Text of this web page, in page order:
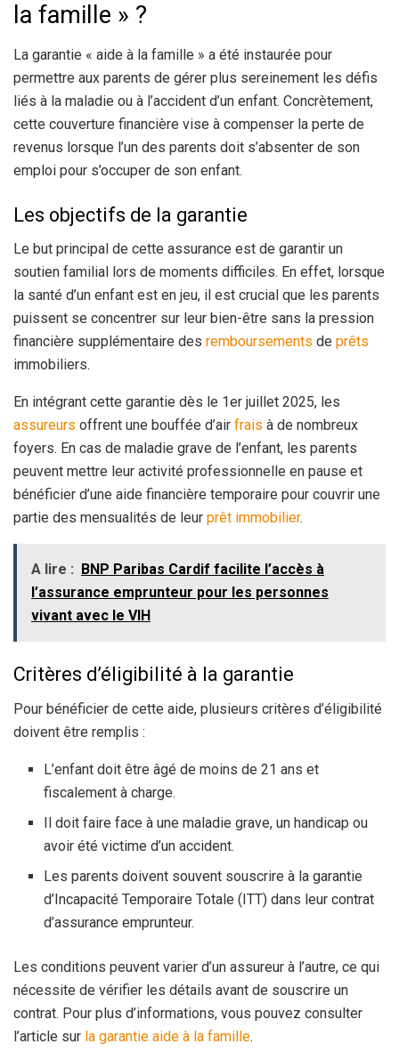
la famille » ?
La garantie « aide à la famille » a été instaurée pour
permettre aux parents de gérer plus sereinement les défis
liés à la maladie ou à l’accident d’un enfant. Concrètement,
cette couverture financière vise à compenser la perte de
revenus lorsque l’un des parents doit s’absenter de son
emploi pour s’occuper de son enfant.
Les objectifs de la garantie
Le but principal de cette assurance est de garantir un
soutien familial lors de moments difficiles. En effet, lorsque
la santé d’un enfant est en jeu, il est crucial que les parents
puissent se concentrer sur leur bien-être sans la pression
financière supplémentaire des remboursements de prêts
immobiliers.
En intégrant cette garantie dès le 1er juillet 2025, les
assureurs offrent une bouffée d’air frais à de nombreux
foyers. En cas de maladie grave de l’enfant, les parents
peuvent mettre leur activité professionnelle en pause et
bénéficier d’une aide financière temporaire pour couvrir une
partie des mensualités de leur prêt immobilier.
A lire :
BNP Paribas Cardif facilite l’accès à
l’assurance emprunteur pour les personnes
vivant avec le VIH
Critères d’éligibilité à la garantie
Pour bénéficier de cette aide, plusieurs critères d’éligibilité
doivent être remplis :
L’enfant doit être âgé de moins de 21 ans et
fiscalement à charge.
Il doit faire face à une maladie grave, un handicap ou
avoir été victime d’un accident.
Les parents doivent souvent souscrire à la garantie
d’Incapacité Temporaire Totale (ITT) dans leur contrat
d’assurance emprunteur.
Les conditions peuvent varier d’un assureur à l’autre, ce qui
nécessite de vérifier les détails avant de souscrire un
contrat. Pour plus d’informations, vous pouvez consulter
l’article sur la garantie aide à la famille.